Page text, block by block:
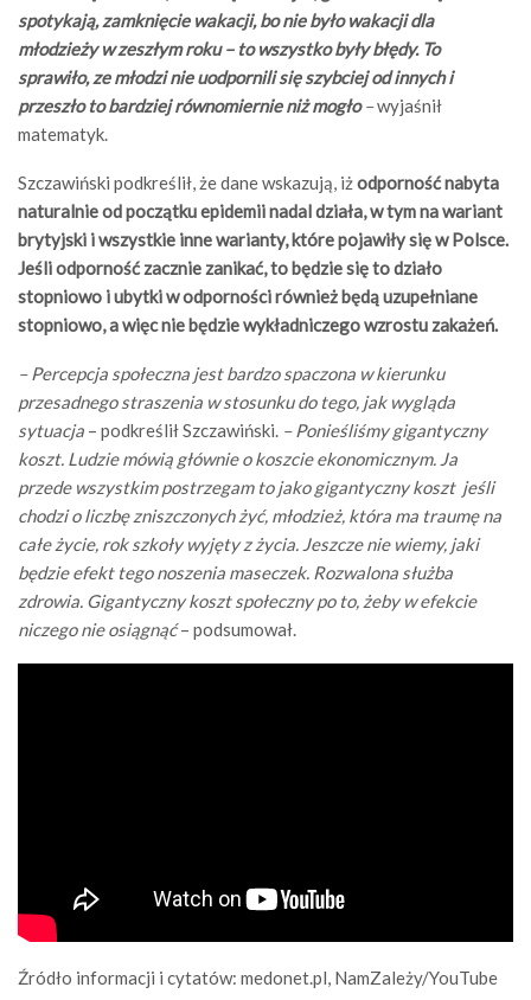
spotykają, zamknięcie wakacji, bo nie było wakacji dla
młodzieży w zeszłym roku – to wszystko były błędy. To
sprawiło, ze młodzi nie uodpornili się szybciej od innych i
przeszło to bardziej równomiernie niż mogło–wyjaśnił
matematyk.
Szczawiński podkreślił, że dane wskazują, iżodporność nabyta
naturalnie od początku epidemii nadal działa, w tym na wariant
brytyjski i wszystkie inne warianty, które pojawiły się w Polsce.
Jeśli odporność zacznie zanikać, to będzie się to działo
stopniowo i ubytki w odporności również będą uzupełniane
stopniowo, a więc nie będzie wykładniczego wzrostu zakażeń.
– Percepcja społeczna jest bardzo spaczona w kierunku
przesadnego straszenia w stosunku do tego, jak wygląda
sytuacja – podkreślił Szczawiński. – Ponieśliśmy gigantyczny
koszt. Ludzie mówią głównie o koszcie ekonomicznym. Ja
przede wszystkim postrzegam to jako gigantyczny koszt jeśli
chodzi o liczbę zniszczonych żyć, młodzież, która ma traumę na
całe życie, rok szkoły wyjęty z życia. Jeszcze nie wiemy, jaki
będzie efekt tego noszenia maseczek. Rozwalona służba
zdrowia. Gigantyczny koszt społeczny po to, żeby w efekcie
niczego nie osiągnąć– podsumował.
Źródło informacji i cytatów: medonet.pl, NamZależy/YouTube